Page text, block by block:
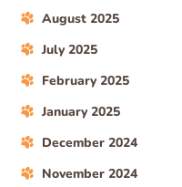
August 2025
July 2025
February 2025
January 2025
December 2024
November 2024